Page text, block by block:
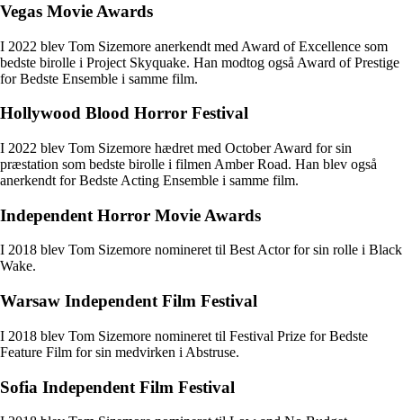
Vegas Movie Awards
I 2022 blev Tom Sizemore anerkendt med Award of Excellence som
bedste birolle i Project Skyquake. Han modtog også Award of Prestige
for Bedste Ensemble i samme film.
Hollywood Blood Horror Festival
I 2022 blev Tom Sizemore hædret med October Award for sin
præstation som bedste birolle i filmen Amber Road. Han blev også
anerkendt for Bedste Acting Ensemble i samme film.
Independent Horror Movie Awards
I 2018 blev Tom Sizemore nomineret til Best Actor for sin rolle i Black
Wake.
Warsaw Independent Film Festival
I 2018 blev Tom Sizemore nomineret til Festival Prize for Bedste
Feature Film for sin medvirken i Abstruse.
Sofia Independent Film Festival